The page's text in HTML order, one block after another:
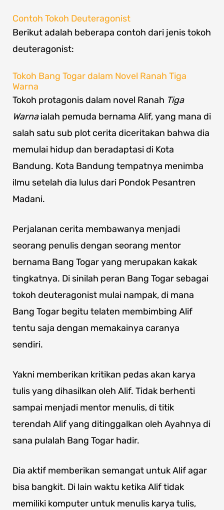
Contoh Tokoh Deuteragonist
Berikut adalah beberapa contoh dari jenis tokoh
deuteragonist:
Tokoh Bang Togar dalam Novel Ranah Tiga
Warna
Tokoh protagonis dalam novel Ranah Tiga
Warnaialah pemuda bernama Alif, yang mana di
salah satu sub plot cerita diceritakan bahwa dia
memulai hidup dan beradaptasi di Kota
Bandung. Kota Bandung tempatnya menimba
ilmu setelah dia lulus dari Pondok Pesantren
Madani.
Perjalanan cerita membawanya menjadi
seorang penulis dengan seorang mentor
bernama Bang Togar yang merupakan kakak
tingkatnya. Di sinilah peran Bang Togar sebagai
tokoh deuteragonist mulai nampak, di mana
Bang Togar begitu telaten membimbing Alif
tentu saja dengan memakainya caranya
sendiri.
Yakni memberikan kritikan pedas akan karya
tulis yang dihasilkan oleh Alif. Tidak berhenti
sampai menjadi mentor menulis, di titik
terendah Alif yang ditinggalkan oleh Ayahnya di
sana pulalah Bang Togar hadir.
Dia aktif memberikan semangat untuk Alif agar
bisa bangkit. Di lain waktu ketika Alif tidak
memiliki komputer untuk menulis karya tulis,